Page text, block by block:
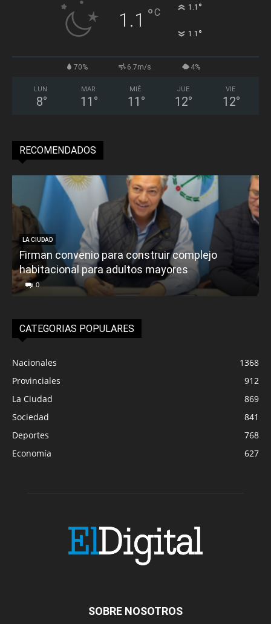
1.1 °C 1.1 °
1.1 °
70% 6.7m/s 4%
LUN
8°
MAR
11 °
MIÉ
11 °
JUE
12°
VIE
12°
RECOMENDADOS
LA CIUDAD
Firman convenio para construir complejo
habitacional para adultos mayores
0
CATEGORIAS POPULARES
Nacionales
1368
Provinciales
912
La Ciudad
869
Sociedad
841
Deportes
768
Economía
627
SOBRE NOSOTROS